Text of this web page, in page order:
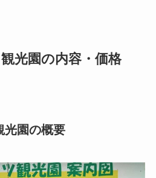
光園の内容・価格
光園の概要